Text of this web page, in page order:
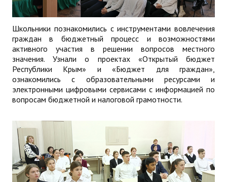
Школьники познакомились с инструментами вовлечения
граждан в бюджетный процесс и возможностями
активного участия в решении вопросов местного
значения. Узнали о проектах «Открытый бюджет
Республики Крым» и «Бюджет для граждан»,
ознакомились с образовательными ресурсами и
электронными цифровыми сервисами с информацией по
вопросам бюджетной и налоговой грамотности.